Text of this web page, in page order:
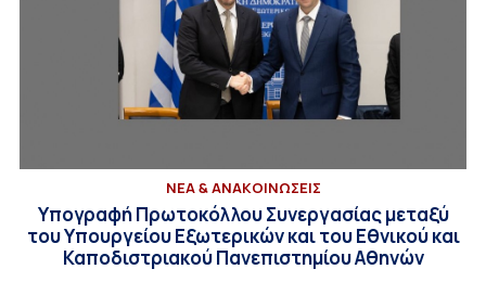
ΝΕΑ & ΑΝΑΚΟΙΝΩΣΕΙΣ
Υπογραφή Πρωτοκόλλου Συνεργασίας μεταξύ
του Υπουργείου Εξωτερικών και του Εθνικού και
Καποδιστριακού Πανεπιστημίου Αθηνών